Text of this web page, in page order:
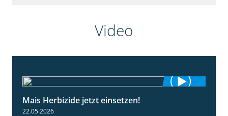
Video
Mais Herbizide jetzt einsetzen!
22.05.2026